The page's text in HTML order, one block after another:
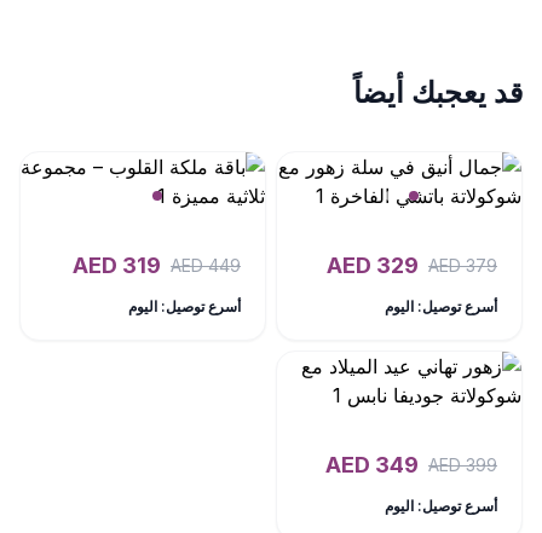
قد يعجبك أيضاً
379
AED
329
أسرع توصيل: اليوم
449
AED
319
أسرع توصيل: اليوم
399
AED
349
أسرع توصيل: اليوم